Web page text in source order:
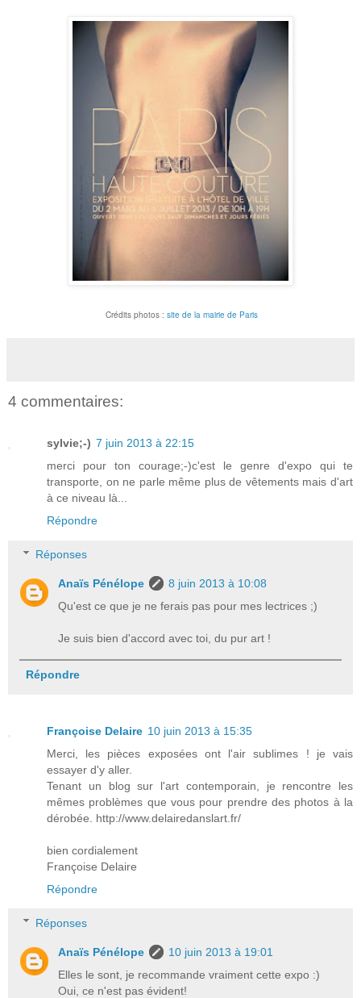
Crédits photos : site de la mairie de Paris
4 commentaires:
sylvie;-) 7 juin 2013 à 22:15
merci pour ton courage;-)c'est le genre d'expo qui te
transporte, on ne parle même plus de vêtements mais d'art
à ce niveau là...
Répondre
Réponses
Anaïs Pénélope
8 juin 2013 à 10:08
Qu'est ce que je ne ferais pas pour mes lectrices ;)
Je suis bien d'accord avec toi, du pur art !
Répondre
Françoise Delaire 10 juin 2013 à 15:35
Merci, les pièces exposées ont l'air sublimes ! je vais
essayer d'y aller.
Tenant un blog sur l'art contemporain, je rencontre les
mêmes problèmes que vous pour prendre des photos à la
dérobée. http://www.delairedanslart.fr/
bien cordialement
Françoise Delaire
Répondre
Réponses
Anaïs Pénélope
10 juin 2013 à 19:01
Elles le sont, je recommande vraiment cette expo :)
Oui, ce n'est pas évident!